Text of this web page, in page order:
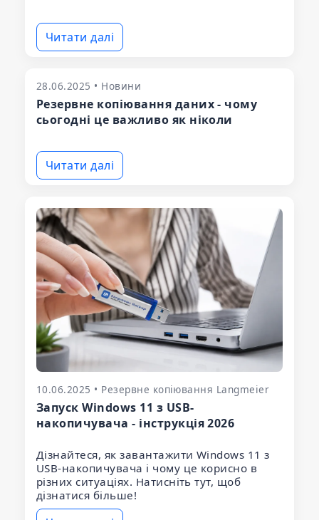
Читати далі
28.06.2025 • Новини
Резервне копіювання даних - чому
сьогодні це важливо як ніколи
Читати далі
10.06.2025 • Резервне копіювання Langmeier
Запуск Windows 11 з USB-
накопичувача - інструкція 2026
Дізнайтеся, як завантажити Windows 11 з
USB-накопичувача і чому це корисно в
різних ситуаціях. Натисніть тут, щоб
дізнатися більше!